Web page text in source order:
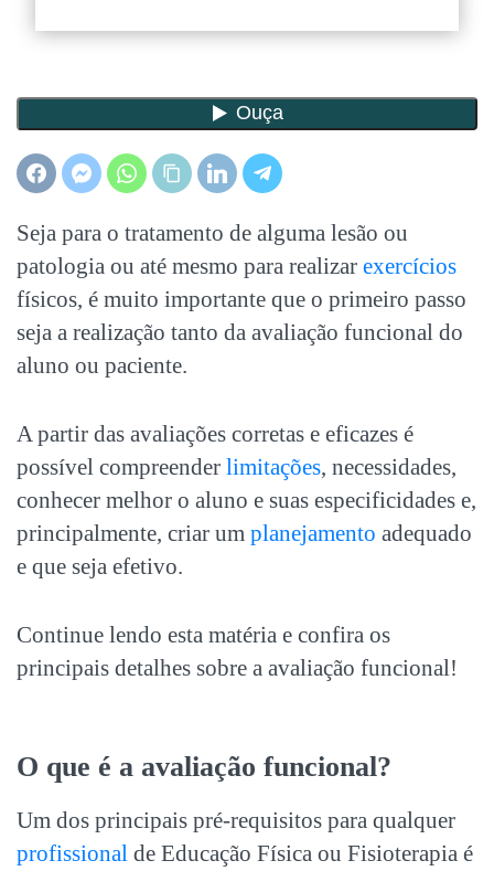
Seja para o tratamento de alguma lesão ou
patologia ou até mesmo para realizar exercícios
físicos, é muito importante que o primeiro passo
seja a realização tanto da avaliação funcional do
aluno ou paciente.
A partir das avaliações corretas e eficazes é
possível compreender limitações, necessidades,
conhecer melhor o aluno e suas especificidades e,
principalmente, criar um planejamento adequado
e que seja efetivo.
Continue lendo esta matéria e confira os
principais detalhes sobre a avaliação funcional!
O que é a avaliação funcional?
Um dos principais pré-requisitos para qualquer
profissional de Educação Física ou Fisioterapia é